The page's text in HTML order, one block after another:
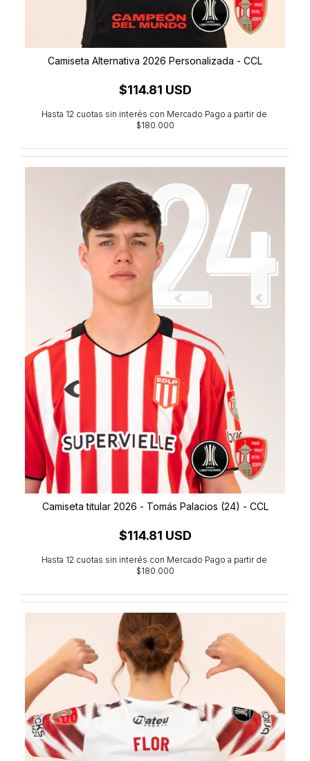
Camiseta Alternativa 2026 Personalizada - CCL
$114.81 USD
Camiseta titular 2026 - Tomás Palacios (24) - CCL
$114.81 USD